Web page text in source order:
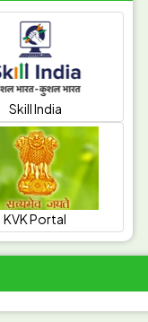
about the
such as
Azotobacter,
Soluble Blue-
Phosphate
(PSB),
and Vesicular-
(VAM/Mycorrhiza)
fertility and crop
Skill India
KVK Portal